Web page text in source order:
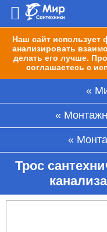
Наш сайт использует
анализировать
делать его лучше.
соглашаетесь с
Трос